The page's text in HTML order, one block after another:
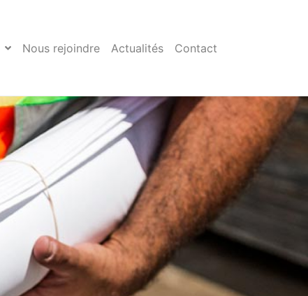
Nous rejoindre Actualités Contact